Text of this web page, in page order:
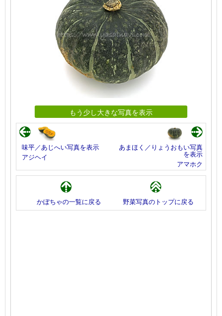
もう少し大きな写真を表示
味平／あじへい写真を表示
アジヘイ
あまほく／りょうおもい写真
を表示
アマホク
かぼちゃの一覧に戻る 野菜写真のトップに戻る